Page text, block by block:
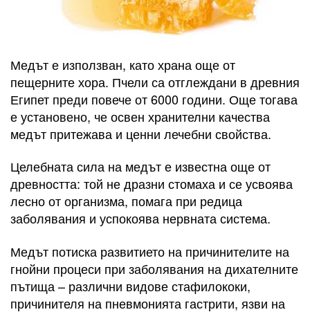
Медът е използван, като храна още от
пещерните хора. Пчели са отглеждани в древния
Египет преди повече от 6000 години. Още тогава
е установено, че освен хранителни качества
медът притежава и ценни лечебни свойства.
Целебната сила на медът е известна още от
древността: той не дразни стомаха и се усвоява
лесно от организма, помага при редица
заболявания и успокоява нервната система.
Медът потиска развитието на причинителите на
гнойни процеси при заболявания на дихателните
пътища – различни видове стафилококи,
причинителя на пневмонията гастрити, язви на